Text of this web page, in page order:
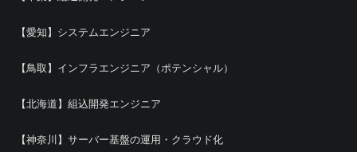
【愛知】システムエンジニア
【鳥取】インフラエンジニア（ポテンシャル）
【北海道】組込開発エンジニア
【神奈川】サーバー基盤の運用・クラウド化